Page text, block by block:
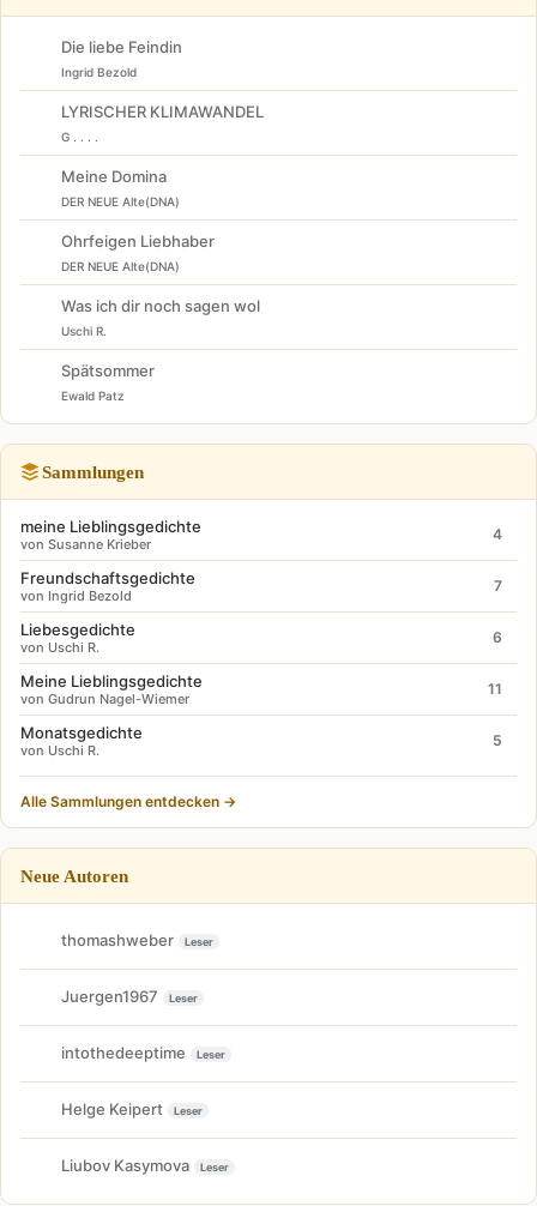
Die liebe Feindin
Ingrid Bezold
LYRISCHER KLIMAWANDEL
G . . . .
Meine Domina
DER NEUE Alte(DNA)
Ohrfeigen Liebhaber
DER NEUE Alte(DNA)
Was ich dir noch sagen wol
Uschi R.
Spätsommer
Ewald Patz
Sammlungen
meine Lieblingsgedichte
von Susanne Krieber
4
Freundschaftsgedichte
von Ingrid Bezold
7
Liebesgedichte
von Uschi R.
6
Meine Lieblingsgedichte
von Gudrun Nagel-Wiemer
11
Monatsgedichte
von Uschi R.
5
Alle Sammlungen entdecken →
Neue Autoren
thomashweber Leser
Juergen1967 Leser
intothedeeptime Leser
Helge Keipert Leser
Liubov Kasymova Leser